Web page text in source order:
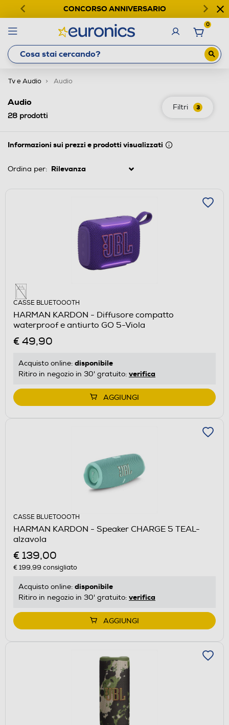
CONCORSO ANNIVERSARIO
0
Tv e Audio Audio
Filtri 3
Audio
28 prodotti
Informazioni sui prezzi e prodotti visualizzati
Ordina per:
CASSE BLUETOOOTH
HARMAN KARDON - Diffusore compatto
waterproof e antiurto GO 5-Viola
€ 49,90
Acquisto online: disponibile
Ritiro in negozio in 30' gratuito: verifica
AGGIUNGI
CASSE BLUETOOOTH
HARMAN KARDON - Speaker CHARGE 5 TEAL-
alzavola
€ 139,00
€ 199,99 consigliato
Acquisto online: disponibile
Ritiro in negozio in 30' gratuito: verifica
AGGIUNGI